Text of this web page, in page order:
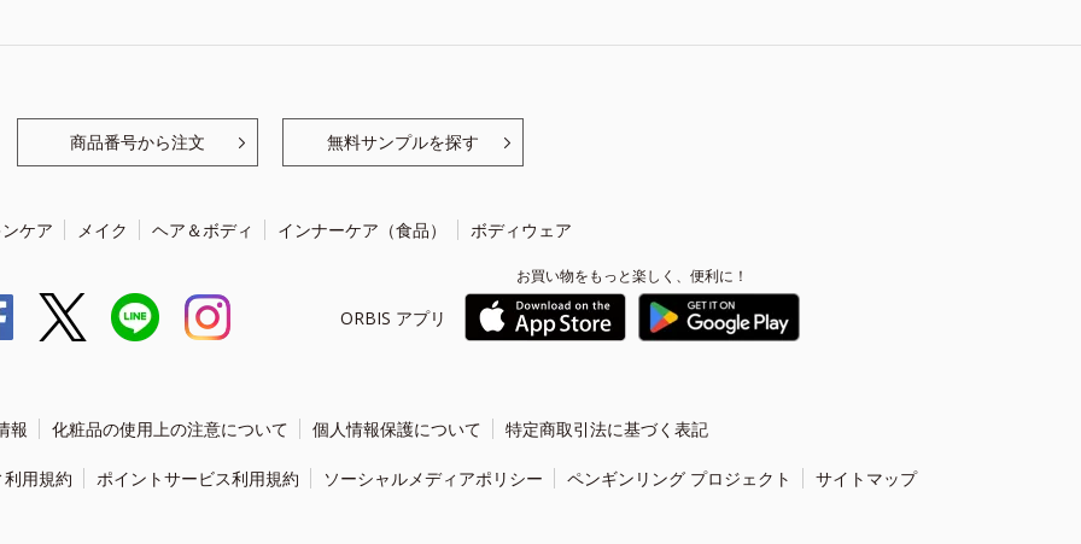
商品番号から注文 無料サンプルを探す
ケア メイク ヘア＆ボディ インナーケア（食品） ボディウェア
ORBIS アプリ
お買い物をもっと楽しく、便利に！
報 化粧品の使用上の注意について 個人情報保護について 特定商取引法に基づく表記
用規約 ポイントサービス利用規約 ソーシャルメディアポリシー ペンギンリング プロジェクト サイトマップ